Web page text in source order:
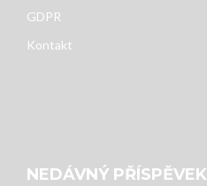
GDPR
Kontakt
NEDÁVNÝ PŘÍSPĚVEK